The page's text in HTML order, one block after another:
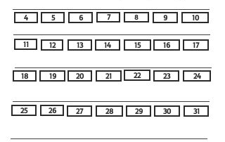
4 5 6 7 8 9 10
11 12 13 14 15 16 17
18 19 20 21 22 23 24
25 26 27 28 29 30 31